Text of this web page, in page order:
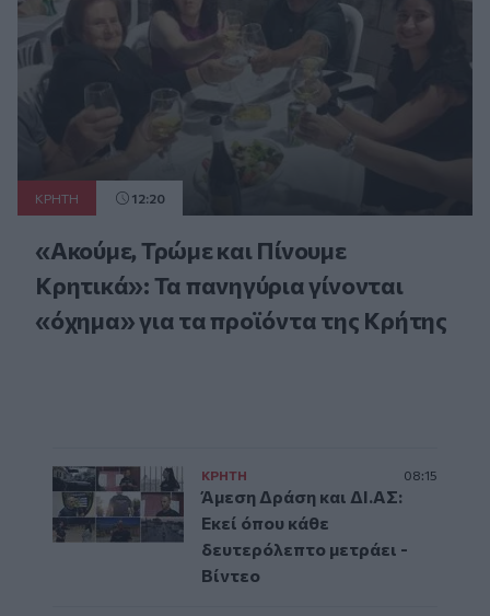
ΚΡΗΤΗ 12:20
«Ακούμε, Τρώμε και Πίνουμε
Κρητικά»: Τα πανηγύρια γίνονται
«όχημα» για τα προϊόντα της Κρήτης
ΚΡΗΤΗ 08:15
Άμεση Δράση και ΔΙ.ΑΣ:
Εκεί όπου κάθε
δευτερόλεπτο μετράει -
Βίντεο